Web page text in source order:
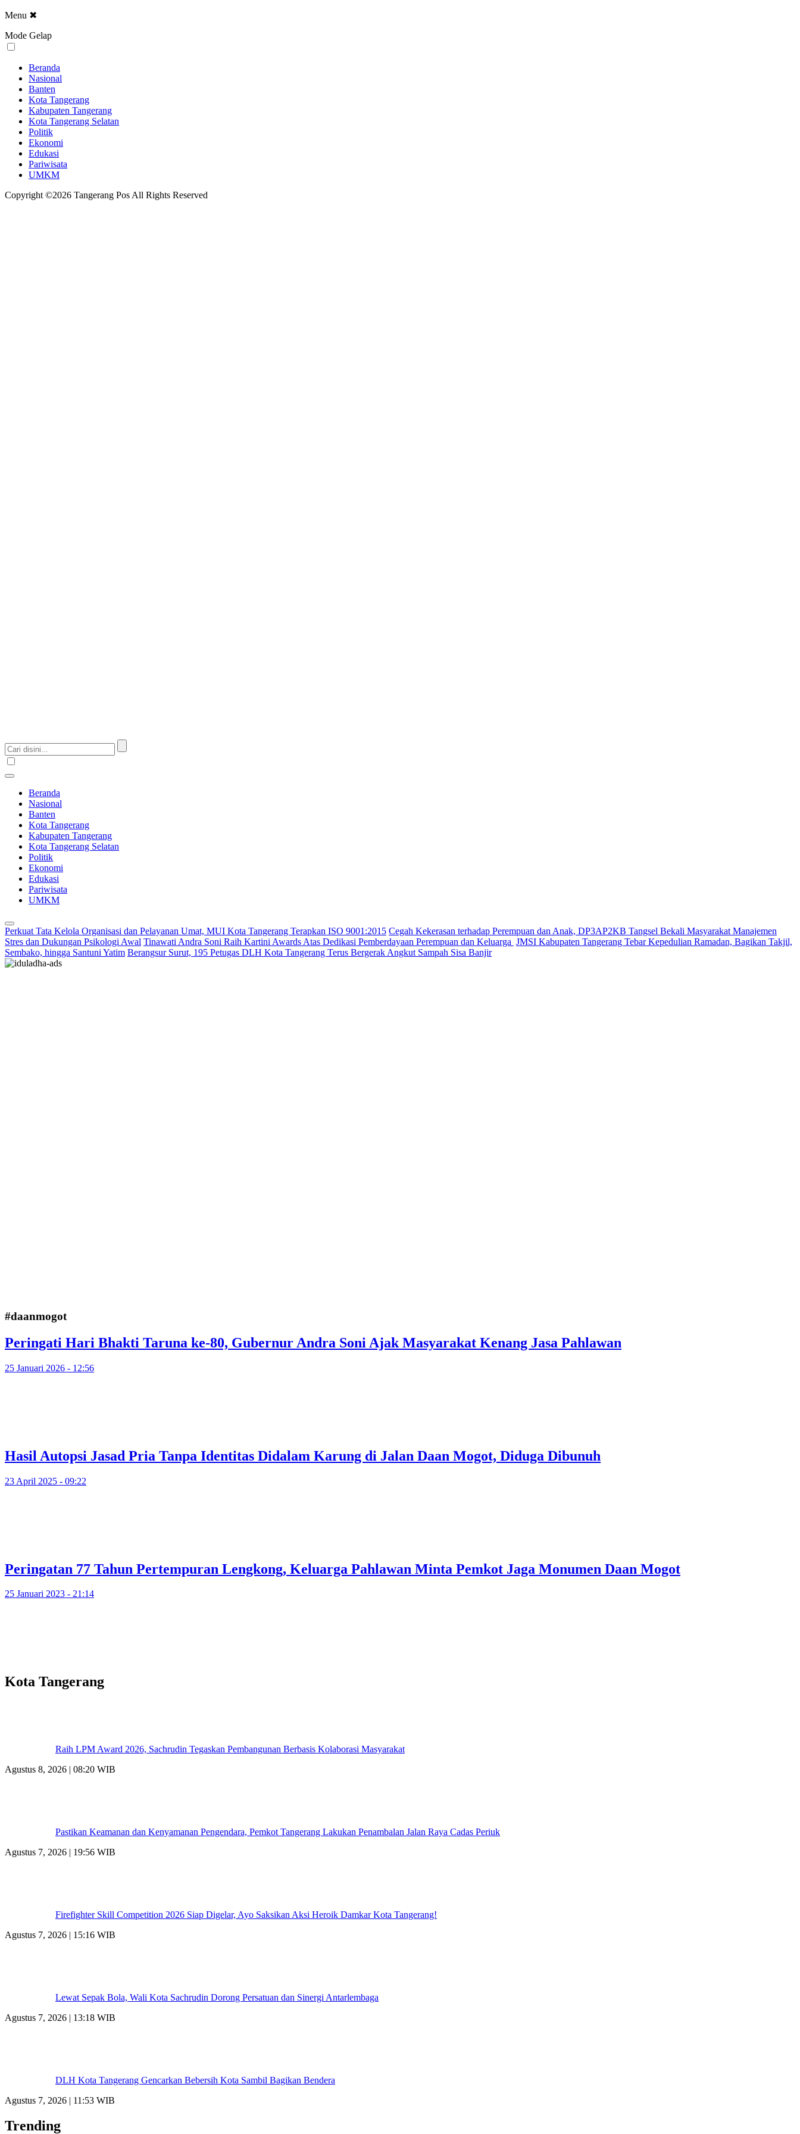
Menu ✖
Mode Gelap
Beranda
Nasional
Banten
Kota Tangerang
Kabupaten Tangerang
Kota Tangerang Selatan
Politik
Ekonomi
Edukasi
Pariwisata
UMKM
Copyright ©2026 Tangerang Pos All Rights Reserved
Beranda
Nasional
Banten
Kota Tangerang
Kabupaten Tangerang
Kota Tangerang Selatan
Politik
Ekonomi
Edukasi
Pariwisata
UMKM
Perkuat Tata Kelola Organisasi dan Pelayanan Umat, MUI Kota Tangerang Terapkan ISO 9001:2015 Cegah Kekerasan terhadap Perempuan dan Anak, DP3AP2KB Tangsel Bekali Masyarakat Manajemen
Stres dan Dukungan Psikologi Awal Tinawati Andra Soni Raih Kartini Awards Atas Dedikasi Pemberdayaan Perempuan dan Keluarga JMSI Kabupaten Tangerang Tebar Kepedulian Ramadan, Bagikan Takjil,
Sembako, hingga Santuni Yatim Berangsur Surut, 195 Petugas DLH Kota Tangerang Terus Bergerak Angkut Sampah Sisa Banjir
#daanmogot
Peringati Hari Bhakti Taruna ke-80, Gubernur Andra Soni Ajak Masyarakat Kenang Jasa Pahlawan
25 Januari 2026 - 12:56
Hasil Autopsi Jasad Pria Tanpa Identitas Didalam Karung di Jalan Daan Mogot, Diduga Dibunuh
23 April 2025 - 09:22
Peringatan 77 Tahun Pertempuran Lengkong, Keluarga Pahlawan Minta Pemkot Jaga Monumen Daan Mogot
25 Januari 2023 - 21:14
Kota Tangerang
Raih LPM Award 2026, Sachrudin Tegaskan Pembangunan Berbasis Kolaborasi Masyarakat
Agustus 8, 2026 | 08:20 WIB
Pastikan Keamanan dan Kenyamanan Pengendara, Pemkot Tangerang Lakukan Penambalan Jalan Raya Cadas Periuk
Agustus 7, 2026 | 19:56 WIB
Firefighter Skill Competition 2026 Siap Digelar, Ayo Saksikan Aksi Heroik Damkar Kota Tangerang!
Agustus 7, 2026 | 15:16 WIB
Lewat Sepak Bola, Wali Kota Sachrudin Dorong Persatuan dan Sinergi Antarlembaga
Agustus 7, 2026 | 13:18 WIB
DLH Kota Tangerang Gencarkan Bebersih Kota Sambil Bagikan Bendera
Agustus 7, 2026 | 11:53 WIB
Trending